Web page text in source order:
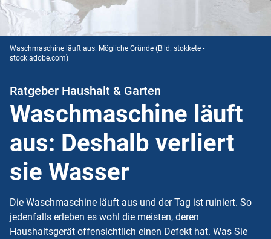
Waschmaschine läuft aus: Mögliche Gründe (Bild: stokkete -
stock.adobe.com)
Ratgeber Haushalt & Garten
Waschmaschine läuft
aus: Deshalb verliert
sie Wasser
Die Waschmaschine läuft aus und der Tag ist ruiniert. So
jedenfalls erleben es wohl die meisten, deren
Haushaltsgerät offensichtlich einen Defekt hat. Was Sie